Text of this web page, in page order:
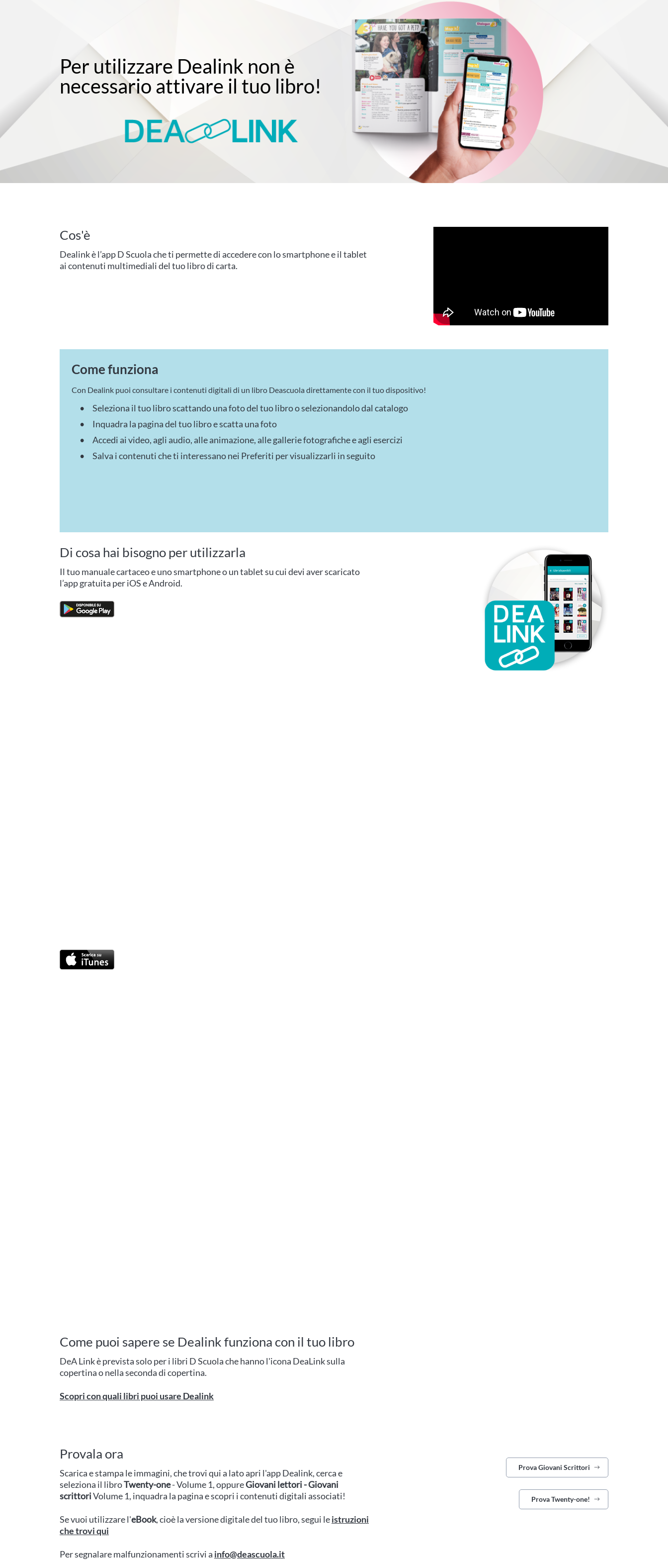
Per utilizzare Dealink non è
necessario attivare il tuo libro!
Cos'è
Dealink è l’app D Scuola che ti permette di accedere con lo smartphone e il tablet
ai contenuti multimediali del tuo libro di carta.
Come funziona
Con Dealink puoi consultare i contenuti digitali di un libro Deascuola direttamente con il tuo dispositivo!
Seleziona il tuo libro scattando una foto del tuo libro o selezionandolo dal catalogo
Inquadra la pagina del tuo libro e scatta una foto
Accedi ai video, agli audio, alle animazione, alle gallerie fotografiche e agli esercizi
Salva i contenuti che ti interessano nei Preferiti per visualizzarli in seguito
Di cosa hai bisogno per utilizzarla
Il tuo manuale cartaceo e uno smartphone o un tablet su cui devi aver scaricato
l’app gratuita per iOS e Android.
Come puoi sapere se Dealink funziona con il tuo libro
DeA Link è prevista solo per i libri D Scuola che hanno l'icona DeaLink sulla
copertina o nella seconda di copertina.
Scopri con quali libri puoi usare Dealink
Provala ora
Scarica e stampa le immagini, che trovi qui a lato apri l'app Dealink, cerca e
seleziona il libroTwenty-one- Volume 1, oppureGiovani lettori - Giovani
scrittoriVolume 1, inquadra la pagina e scopri i contenuti digitali associati!
Se vuoi utilizzare l'eBook, cioè la versione digitale del tuo libro, segui leistruzioni
che trovi qui
Per segnalare malfunzionamenti scrivi a info@deascuola.it
Prova Giovani Scrittori
Prova Twenty-one!